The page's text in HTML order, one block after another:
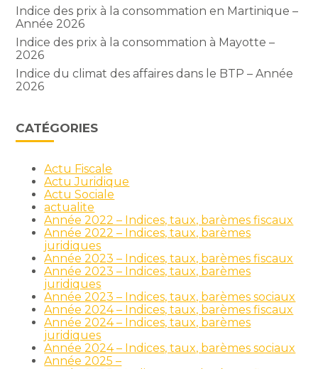
Indice des prix à la consommation en Martinique –
Année 2026
Indice des prix à la consommation à Mayotte –
2026
Indice du climat des affaires dans le BTP – Année
2026
CATÉGORIES
Actu Fiscale
Actu Juridique
Actu Sociale
actualite
Année 2022 – Indices, taux, barèmes fiscaux
Année 2022 – Indices, taux, barèmes
juridiques
Année 2023 – Indices, taux, barèmes fiscaux
Année 2023 – Indices, taux, barèmes
juridiques
Année 2023 – Indices, taux, barèmes sociaux
Année 2024 – Indices, taux, barèmes fiscaux
Année 2024 – Indices, taux, barèmes
juridiques
Année 2024 – Indices, taux, barèmes sociaux
Année 2025 –